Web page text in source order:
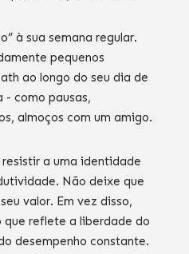
à sua semana regular.
pequenos
ao longo do seu dia de
- como pausas,
almoços com um amigo.
a uma identidade
Não deixe que
valor. Em vez disso,
que reflete a liberdade do
desempenho constante.